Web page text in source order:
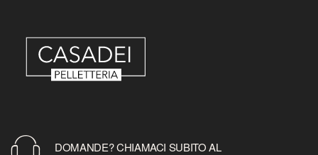
DOMANDE? CHIAMACI SUBITO AL